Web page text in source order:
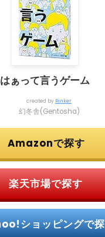
はぁって言うゲーム
created by Rinker
幻冬舎(Gentosha)